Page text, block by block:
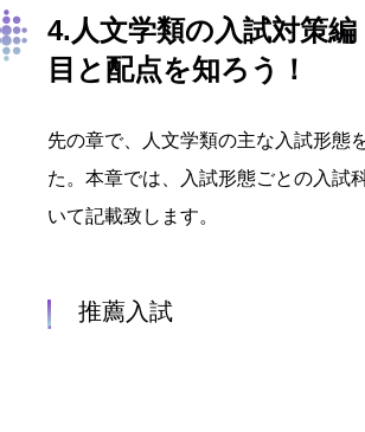
4.人文学類の入試対策編
目と配点を知ろう！
先の章で、人文学類の主な入試形態
た。本章では、入試形態ごとの入試
いて記載致します。
推薦入試